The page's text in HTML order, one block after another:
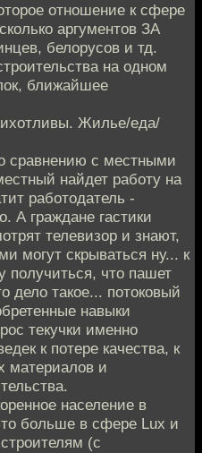
отношение к сфере
аргументов ЗА
белорусов и тд.
на одном
ближайшее
Жилье/еда/
сравнению с местными
найдет работу на
работодатель -
А граждане гастики
телевизор и знают,
могут скрываться ну... к
что пашет
дело такое... потоковый
навыки
текучки именно
к потере качества, к
материалов и
население в
больше в сфере Lux и
(с